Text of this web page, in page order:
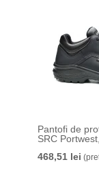
Pantofi de
SRC
468,51 lei